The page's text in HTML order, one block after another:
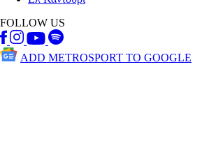
FOLLOW US
ADD METROSPORT TO GOOGLE